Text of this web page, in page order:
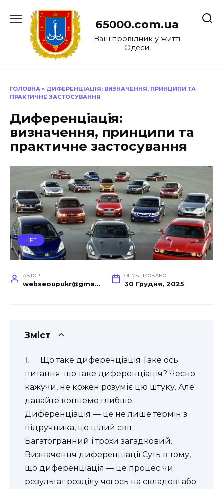
до
65000.com.ua
Ваш провідник у житті
Одеси
ГОЛОВНА » ДИФЕРЕНЦІАЦІЯ: ВИЗНАЧЕННЯ, ПРИНЦИПИ ТА
ПРАКТИЧНЕ ЗАСТОСУВАННЯ
Диференціація:
визначення, принципи та
практичне застосування
LIFE
АВТОР
webseoupukr@gmail.com
ОПУБЛІКОВАНО
30 Грудня, 2025
Зміст
Що таке диференціація Таке ось
питання: що таке диференціація? Чесно
кажучи, не кожен розуміє цю штуку. Але
давайте копнемо глибше.
Диференціація — це не лише термін з
підручника, це цілий світ.
Багатогранний і трохи загадковий.
Визначення диференціації Суть в тому,
що диференціація — це процес чи
результат розділу чогось на складові або